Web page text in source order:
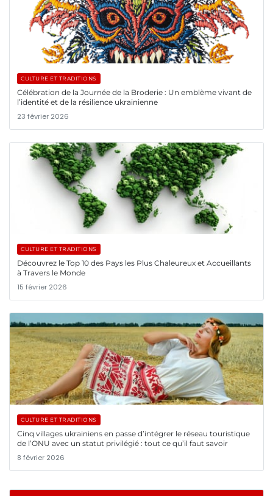
CULTURE ET TRADITIONS
Célébration de la Journée de la Broderie : Un emblème vivant de
l’identité et de la résilience ukrainienne
23 février 2026
CULTURE ET TRADITIONS
Découvrez le Top 10 des Pays les Plus Chaleureux et Accueillants
à Travers le Monde
15 février 2026
CULTURE ET TRADITIONS
Cinq villages ukrainiens en passe d’intégrer le réseau touristique
de l’ONU avec un statut privilégié : tout ce qu’il faut savoir
8 février 2026